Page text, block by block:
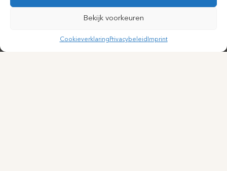
Bekijk voorkeuren
Cookieverklaring Privacybeleid Imprint